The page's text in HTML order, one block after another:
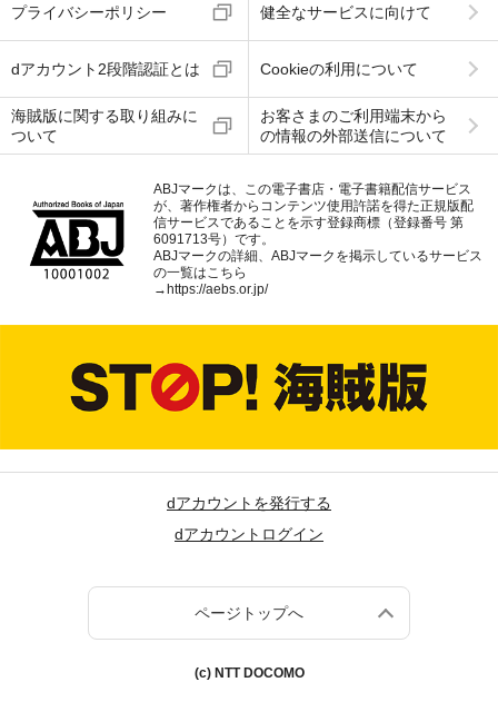
プライバシーポリシー 健全なサービスに向けて
dアカウント2段階認証とは Cookieの利用について
海賊版に関する取り組みに
ついて
お客さまのご利用端末から
の情報の外部送信について
ABJマークは、この電子書店・電子書籍配信サービス
が、著作権者からコンテンツ使用許諾を得た正規版配
信サービスであることを示す登録商標（登録番号 第
6091713号）です。
ABJマークの詳細、ABJマークを掲示しているサービス
の一覧はこちら
→ https://aebs.or.jp/
dアカウントを発行する
dアカウントログイン
ページトップへ
(c) NTT DOCOMO